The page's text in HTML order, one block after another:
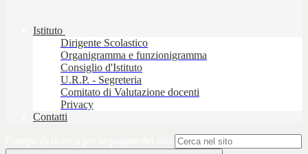
Istituto
Dirigente Scolastico
Organigramma e funzionigramma
Consiglio d'Istituto
U.R.P. - Segreteria
Comitato di Valutazione docenti
Privacy
Contatti